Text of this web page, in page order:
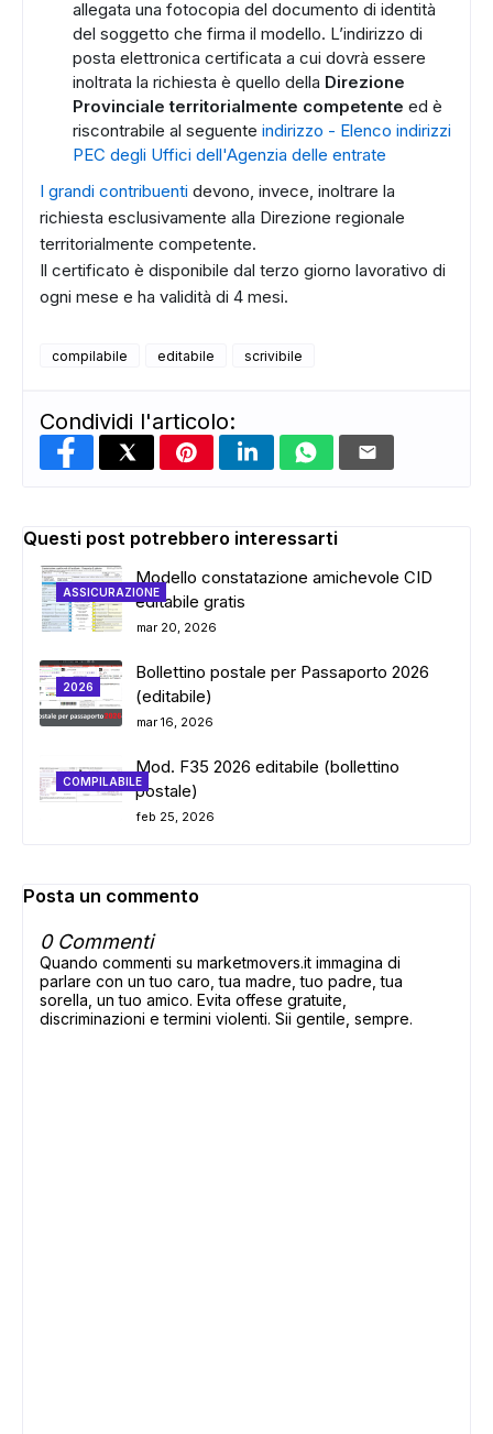
allegata una fotocopia del documento di identità
del soggetto che firma il modello. L’indirizzo di
posta elettronica certificata a cui dovrà essere
inoltrata la richiesta è quello della Direzione
Provinciale territorialmente competente ed è
riscontrabile al seguente indirizzo - Elenco indirizzi
PEC degli Uffici dell'Agenzia delle entrate
I grandi contribuenti devono, invece, inoltrare la
richiesta esclusivamente alla Direzione regionale
territorialmente competente.
Il certificato è disponibile dal terzo giorno lavorativo di
ogni mese e ha validità di 4 mesi.
compilabile editabile scrivibile
Condividi l'articolo:
Questi post potrebbero interessarti
ASSICURAZIONE
Modello constatazione amichevole CID
editabile gratis
mar 20, 2026
2026
Bollettino postale per Passaporto 2026
(editabile)
mar 16, 2026
COMPILABILE
Mod. F35 2026 editabile (bollettino
postale)
feb 25, 2026
Posta un commento
0 Commenti
Quando commenti su marketmovers.it immagina di
parlare con un tuo caro, tua madre, tuo padre, tua
sorella, un tuo amico. Evita offese gratuite,
discriminazioni e termini violenti. Sii gentile, sempre.